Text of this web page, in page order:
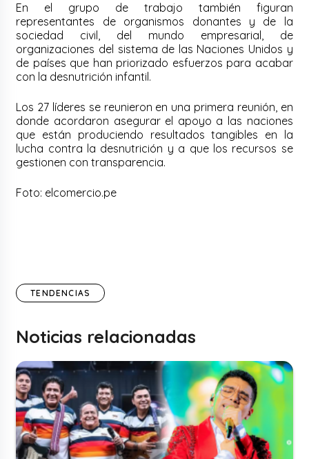
En el grupo de trabajo también figuran
representantes de organismos donantes y de la
sociedad civil, del mundo empresarial, de
organizaciones del sistema de las Naciones Unidos y
de países que han priorizado esfuerzos para acabar
con la desnutrición infantil.
Los 27 líderes se reunieron en una primera reunión, en
donde acordaron asegurar el apoyo a las naciones
que están produciendo resultados tangibles en la
lucha contra la desnutrición y a que los recursos se
gestionen con transparencia.
Foto: elcomercio.pe
TENDENCIAS
Noticias relacionadas